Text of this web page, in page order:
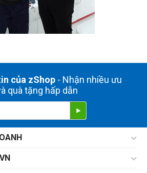
của zShop- Nhận nhiều ưu
quà tặng hấp dẫn